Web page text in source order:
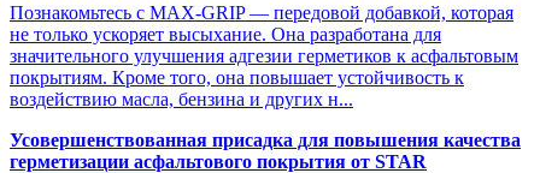
Познакомьтесь с MAX-GRIP — передовой добавкой, которая
не только ускоряет высыхание. Она разработана для
значительного улучшения адгезии герметиков к асфальтовым
покрытиям. Кроме того, она повышает устойчивость к
воздействию масла, бензина и других н...
Усовершенствованная присадка для повышения качества
герметизации асфальтового покрытия от STAR